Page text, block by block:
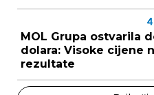
4
MOL Grupa ostvarila
dolara: Visoke cijene
rezultate